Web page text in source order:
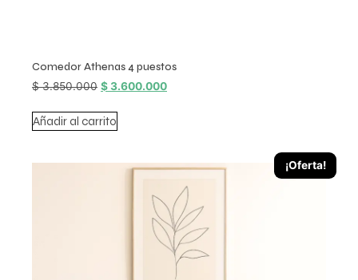
Comedor Athenas 4 puestos
$3.850.000 $3.600.000
Añadir al carrito
¡Oferta!